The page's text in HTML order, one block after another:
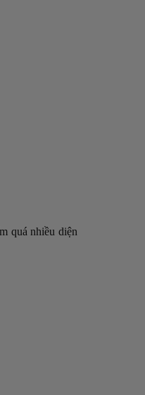
quá nhiều diện